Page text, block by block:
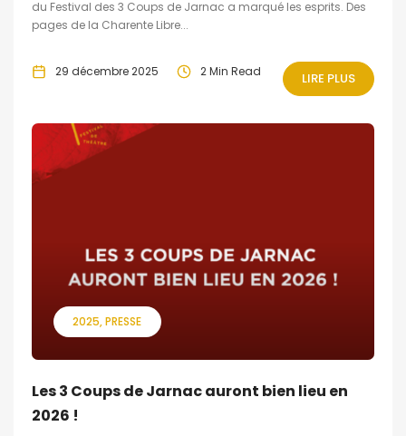
du Festival des 3 Coups de Jarnac a marqué les esprits. Des
pages de la Charente Libre...
29 décembre 2025 2 Min Read LIRE PLUS
2025 PRESSE
Les 3 Coups de Jarnac auront bien lieu en
2026 !